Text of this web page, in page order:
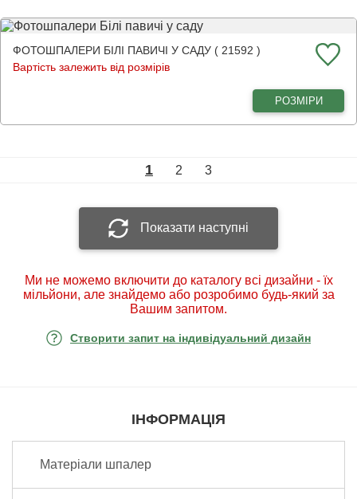
ФОТОШПАЛЕРИ БІЛІ ПАВИЧІ У САДУ ( 21592 )
Вартість залежить від розмірів
РОЗМІРИ
1 2 3
Показати наступні
Ми не можемо включити до каталогу всі дизайни - їх
мільйони, але знайдемо або розробимо будь-який за
Вашим запитом.
Створити запит на індивідуальний дизайн
ІНФОРМАЦІЯ
Матеріали шпалер